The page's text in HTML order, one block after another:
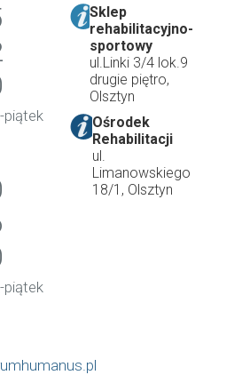
piątek
piątek
Sklep
rehabilitacyjno-
sportowy
ul.Linki 3/4 lok.9
drugie piętro,
Olsztyn
Ośrodek
Rehabilitacji
ul.
Limanowskiego
18/1, Olsztyn